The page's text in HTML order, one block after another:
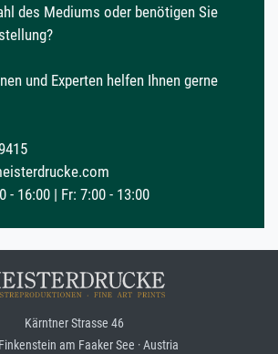
des Mediums oder benötigen Sie
und Experten helfen Ihnen gerne
- 16:00 | Fr: 7:00 - 13:00
Kärntner Strasse 46
am Faaker See · Austria